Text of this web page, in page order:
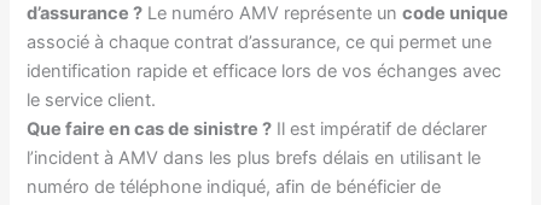
d’assurance ? Le numéro AMV représente uncode unique
associé à chaque contrat d’assurance, ce qui permet une
identification rapide et efficace lors de vos échanges avec
le service client.
Que faire en cas de sinistre ? Il est impératif de déclarer
l’incident à AMV dans les plus brefs délais en utilisant le
numéro de téléphone indiqué, afin de bénéficier de